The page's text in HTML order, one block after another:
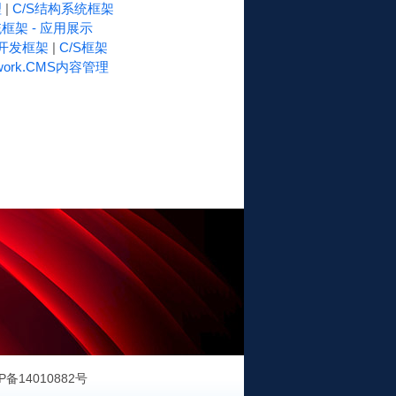
| C/S结构系统框架
架 - 应用展示
发框架 | C/S框架
内容管理
备14010882号